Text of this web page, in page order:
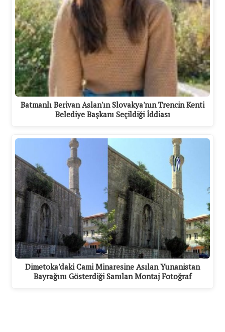
Batmanlı Berivan Aslan'ın Slovakya'nın Trencin Kenti
Belediye Başkanı Seçildiği İddiası
Dimetoka'daki Cami Minaresine Asılan Yunanistan
Bayrağını Gösterdiği Sanılan Montaj Fotoğraf